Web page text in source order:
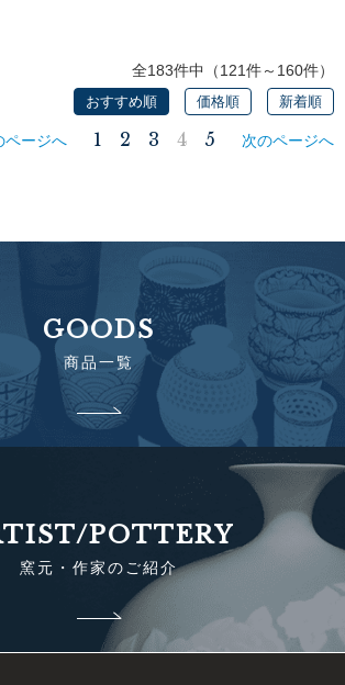
全183件中（121件～160件）
おすすめ順 価格順 新着順
ページへ 1 2 3 4 5 次のページへ
GOODS
商品一覧
POTTERY
窯元・作家のご紹介